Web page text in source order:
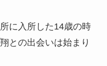
に入所した14歳の時
との出会いは始まり